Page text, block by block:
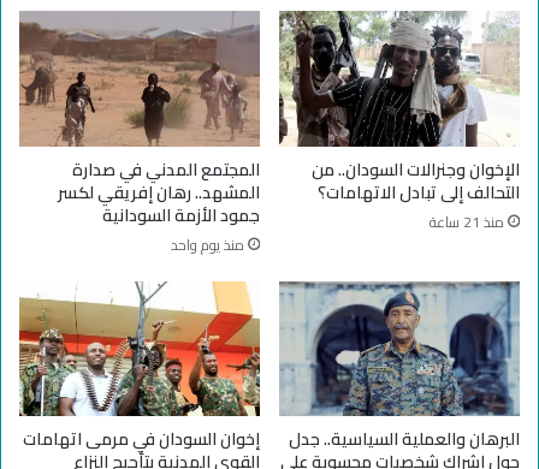
ل
إ
ن
ه
ء
ا
ل
ح
ب
ي
ل
س
و
د
ي
و
ن
ج
ع
.
.
ل
س
و
ا
ن
ي
ن
الإخوان وجنرالات السودان.. من
التحالف إلى تبادل الاتهامات؟
منذ 21 ساعة
المجتمع المدني في صدارة
المشهد.. رهان إفريقي لكسر
جمود الأزمة السودانية
منذ يوم واحد
البرهان والعملية السياسية.. جدل
حول إشراك شخصيات محسوبة على
إخوان السودان في مرمى اتهامات
القوى المدنية بتأجيج النزاع